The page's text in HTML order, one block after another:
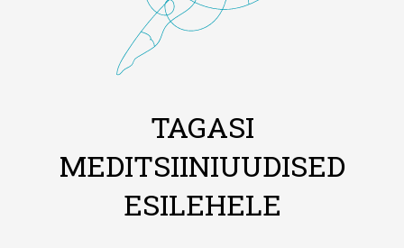
TAGASI
MEDITSIINIUUDISED
ESILEHELE